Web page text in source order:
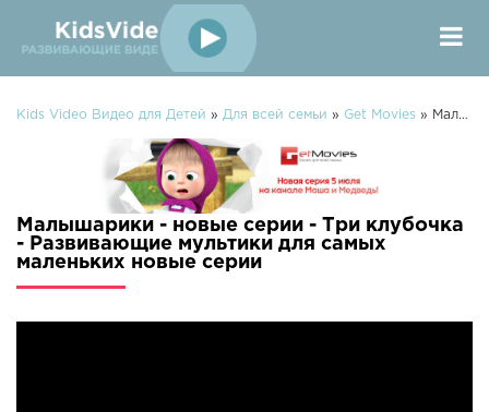
Kids Video Видео для Детей » Для всей семьи » Get Movies » Малышарики - новые серии - Три клубочка - Развивающие мультики для самых маленьких
Малышарики - новые серии - Три клубочка
- Развивающие мультики для самых
маленьких новые серии